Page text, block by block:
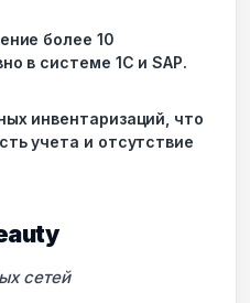
более 10
в системе 1С и SAP.
инвентаризаций, что
учета и отсутствие
сетей